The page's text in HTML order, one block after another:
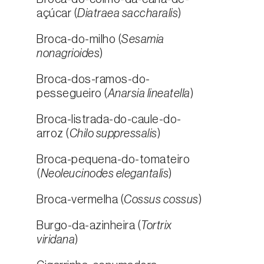
açúcar (Diatraea saccharalis)
Broca-do-milho (Sesamia
nonagrioides)
Broca-dos-ramos-do-
pessegueiro (Anarsia lineatella)
Broca-listrada-do-caule-do-
arroz (Chilo suppressalis)
Broca-pequena-do-tomateiro
(Neoleucinodes elegantalis)
Broca-vermelha (Cossus cossus)
Burgo-da-azinheira ( Tortrix
viridana)